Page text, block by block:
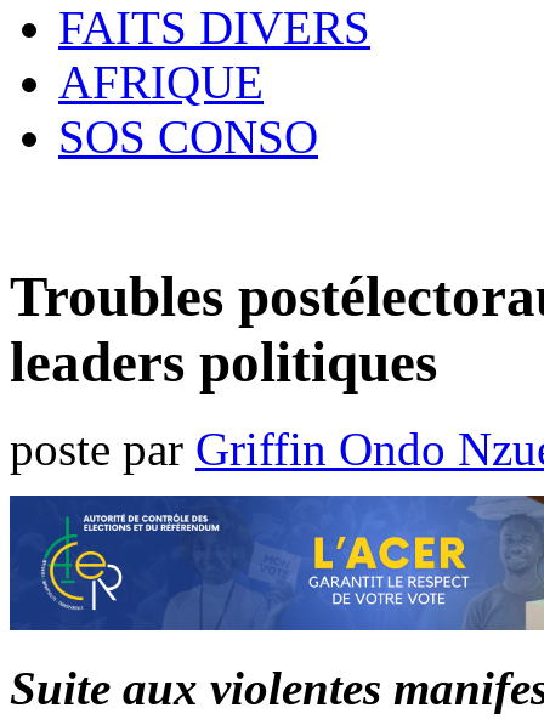
FAITS DIVERS
AFRIQUE
SOS CONSO
Troubles
leaders politiques
poste par Griffin Ondo
Suite aux violentes